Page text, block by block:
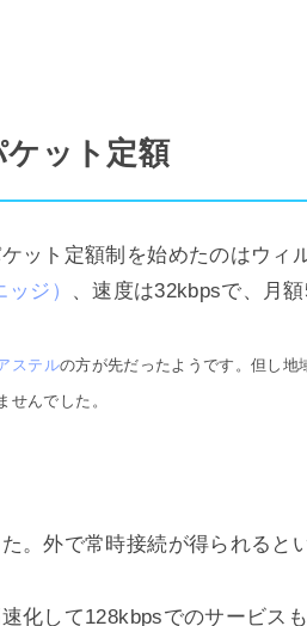
ット定額
ット定額制を始めたのはウィ
ジ） 、速度は32kbpsで、月
ステルの方が先だったようです。但し地
せんでした。
。外で常時接続が得られると
化して128kbpsでのサービス